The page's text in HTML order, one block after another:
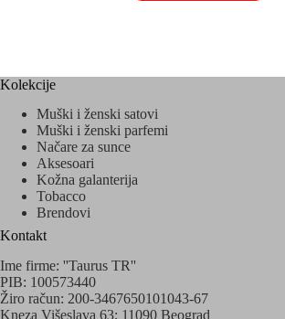
Kolekcije
Muški i ženski satovi
Muški i ženski parfemi
Načare za sunce
Aksesoari
Kožna galanterija
Tobacco
Brendovi
Kontakt
Ime firme: ''Taurus TR''
PIB: 100573440
Žiro račun: 200-3467650101043-67
Kneza Višeslava 63; 11090 Beograd